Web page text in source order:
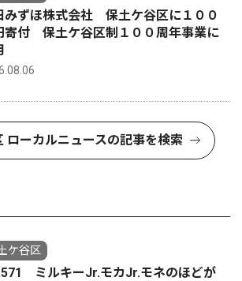
みずほ株式会社 保土ケ谷区に１００
寄付 保土ケ谷区制１００周年事業に
ローカルニュースの記事を検索
ケ谷区
ミルキーJr.モカJr.モネのほどが